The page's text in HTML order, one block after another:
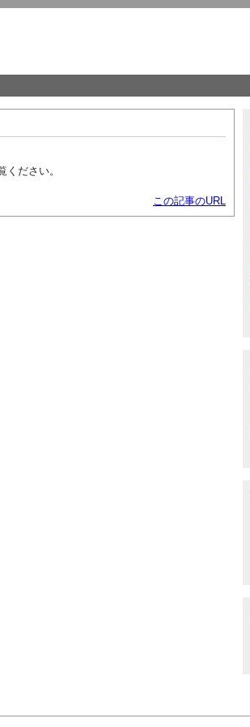
ください。
この記事のURL